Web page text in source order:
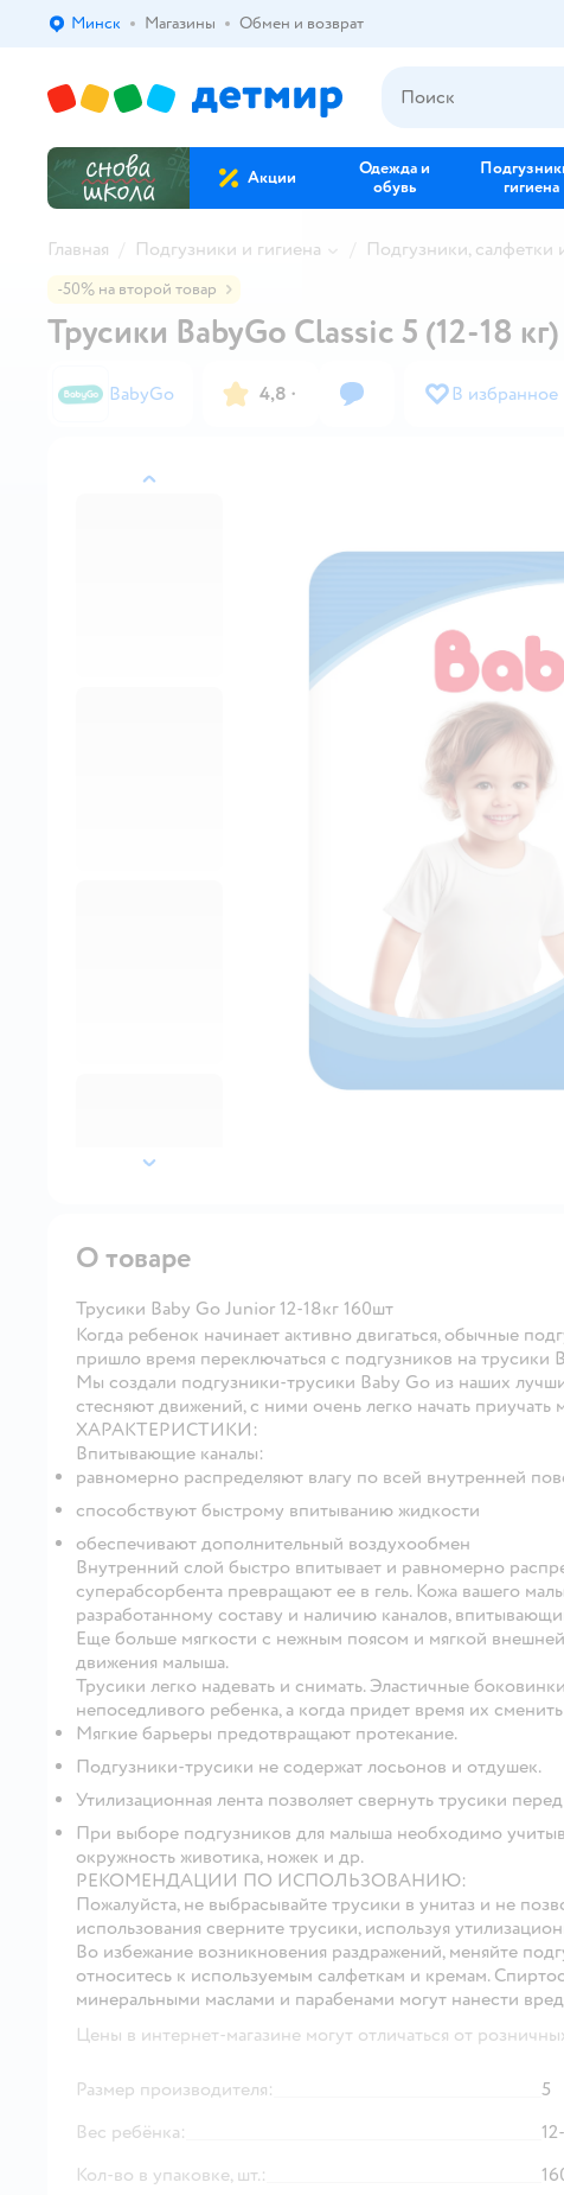
Выбор адреса доставки.
Минск Магазины Обмен и возврат
Акции
Одежда и
обувь
гигиена
Главная Подгузники и гигиена Подгузники, салфетки
назад
далее
-50% на второй товар
Трусики BabyGo Classic 5 (12-18
BabyGo 4,8 · В избранное
О товаре
Трусики Baby Go Junior 12-18кг 160шт
Когда ребенок начинает активно двигаться, обычные
пришло время переключаться с подгузников на трусики
Мы создали подгузники-трусики Baby Go из наших
стесняют движений, с ними очень легко начать приучать
ХАРАКТЕРИСТИКИ:
Впитывающие каналы:
равномерно распределяют влагу по всей внутренней
способствуют быстрому впитыванию жидкости
обеспечивают дополнительный воздухообмен
Внутренний слой быстро впитывает и равномерно
суперабсорбента превращают ее в гель. Кожа вашего
разработанному составу и наличию каналов,
Еще больше мягкости с нежным поясом и мягкой
движения малыша.
Трусики легко надевать и снимать. Эластичные
непоседливого ребенка, а когда придет время их
Мягкие барьеры предотвращают протекание.
Подгузники-трусики не содержат лосьонов и отдушек.
Утилизационная лента позволяет свернуть трусики
При выборе подгузников для малыша необходимо
окружность животика, ножек и др.
РЕКОМЕНДАЦИИ ПО ИСПОЛЬЗОВАНИЮ:
Пожалуйста, не выбрасывайте трусики в унитаз и не
использования сверните трусики, используя
Во избежание возникновения раздражений, меняйте
относитесь к используемым салфеткам и кремам.
минеральными маслами и парабенами могут нанести
Цены в интернет-магазине могут отличаться от
Размер производителя:
5
Вес ребёнка:
Кол-во в упаковке, шт.: